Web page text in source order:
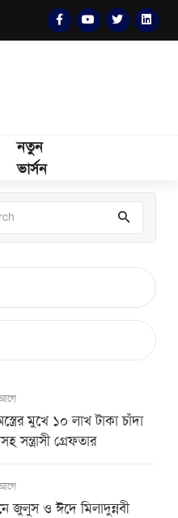
নতুন
ভার্সন
মুখে ১০ লাখ টাকা চাঁদা
সন্ত্রাসী গ্রেফতার
জুলুস ও ঈদে মিলাদুন্নবী